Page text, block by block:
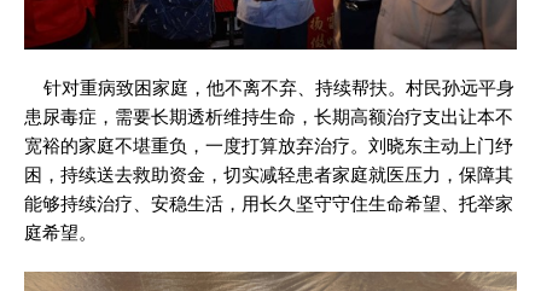
针对重病致困家庭，他不离不弃、持续帮扶。村民孙远平身
患尿毒症，需要长期透析维持生命，长期高额治疗支出让本不
宽裕的家庭不堪重负，一度打算放弃治疗。刘晓东主动上门纾
困，持续送去救助资金，切实减轻患者家庭就医压力，保障其
能够持续治疗、安稳生活，用长久坚守守住生命希望、托举家
庭希望。